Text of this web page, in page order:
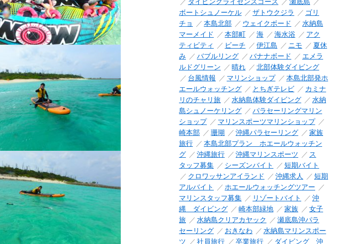
ボートシュノーケル
ザトウクジラ
ゴリ
チョ
本島北部 ウェイクボード
水納島
マーメイド
本部町 海 海水浴
アク
ティビティ
ビーチ 伊江島 ニモ
夏休
み
バブルリング バナナボード
エメラ
ルドグリーン
晴れ
北部体験ダイビング
台風情報
マリンショップ
本島北部発ホ
エールウォッチング
とちぎテレビ
カミナ
リのチャリ旅
水納島体験ダイビング
水納
島シュノーケリング
パラセーリングマリン
ショップ
マリンスポーツマリンショップ
崎本部
珊瑚 沖縄パラセーリング
家族
旅行
本島北部プラン ホエールウォッチン
グ
沖縄旅行 沖縄マリンスポーツ
ス
タッフ募集
シーズンバイト
短期バイト
クロワッサンアイランド
沖縄求人
短期
アルバイト
ホエールウォッチングツアー
マリンスタッフ募集
リゾートバイト
沖
縄 ダイビング
崎本部緑地 家族
女子
旅
水納島クリアカヤック
瀬底島沖パラ
セーリング
おきなわ
水納島マリンスポー
ツ
社員旅行 卒業旅行 ダイビング 沖